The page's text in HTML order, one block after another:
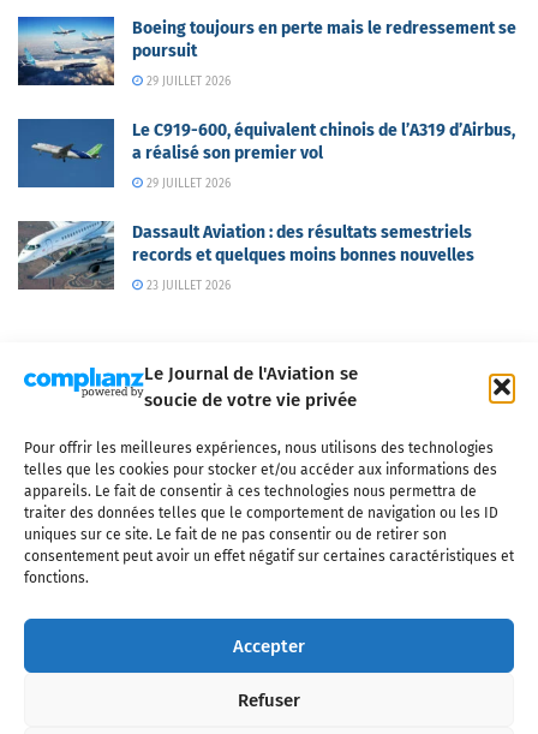
Le Journal de l'Aviation se
soucie de votre vie privée
Pour offrir les meilleures expériences, nous utilisons des technologies
telles que les cookies pour stocker et/ou accéder aux informations des
appareils. Le fait de consentir à ces technologies nous permettra de
traiter des données telles que le comportement de navigation ou les ID
uniques sur ce site. Le fait de ne pas consentir ou de retirer son
consentement peut avoir un effet négatif sur certaines caractéristiques et
fonctions.
Accepter
Refuser
Boeing toujours en perte mais le redressement se
poursuit
29 JUILLET 2026
Le C919-600, équivalent chinois de l’A319 d’Airbus,
a réalisé son premier vol
29 JUILLET 2026
Dassault Aviation : des résultats semestriels
records et quelques moins bonnes nouvelles
23 JUILLET 2026
Qui sommes-nous ? Nous contacter
Partenaires
Mentions légales
CGV Politique de confidentialité Cookies
l'industrie aéronautique, l'aviation commerciale, l'aviation d'affaires, les
civils, l'aéronautique de défense et l'industrie spatiale. Toute reproduction,